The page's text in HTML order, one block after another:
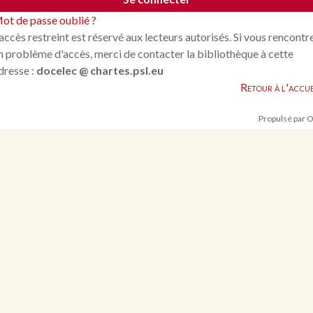
de passe oublié ?
restreint est réservé aux lecteurs autorisés. Si vous
problème d'accès, merci de contacter la bibliothèque à cette
: docelec @ chartes.psl.eu
Retour à
Propulsé par